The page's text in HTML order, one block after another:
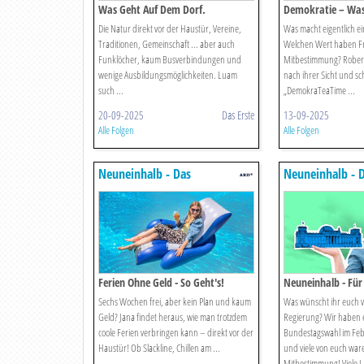
Was Geht Auf Dem Dorf.
Die Natur direkt vor der Haustür, Vereine,
Traditionen, Gemeinschaft ... aber auch
Funklöcher, kaum Busverbindungen und
wenige Ausbildungsmöglichkeiten. Luam
such ...
20-09-2025 Das Erste
Alle Folgen
Demokratie –
An.
Was macht eigentlich
Welchen Wert haben
Mitbestimmung?
nach ihrer Sicht und
„DemokraTeaTime ...
13-09-2025
Alle Folgen
Neuneinhalb - Das
Reportermagazin Für Kinder
Ferien Ohne Geld - So Geht's!
Sechs Wochen frei, aber kein Plan und kaum
Geld? Jana findet heraus, wie man trotzdem
coole Ferien verbringen kann – direkt vor der
Haustür! Ob Slackline, Chillen am ...
Neuneinhalb -
Neuneinhalb -
Was wünscht ihr euch
Regierung? Wir haben
Bundestagswahl im
und viele von euch